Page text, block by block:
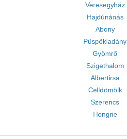
Veresegyház
Hajdúnánás
Abony
Püspökladány
Gyömrő
Szigethalom
Albertirsa
Celldömölk
Szerencs
Hongrie